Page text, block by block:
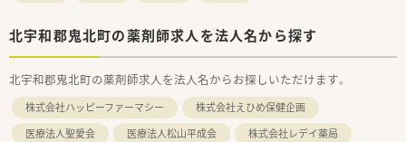
北宇和郡鬼北町の薬剤師求人を法人名から探す
北宇和郡鬼北町の薬剤師求人を法人名からお探しいただけます。
株式会社ハッピーファーマシー
株式会社えひめ保健企画
医療法人聖愛会
医療法人松山平成会
株式会社レデイ薬局